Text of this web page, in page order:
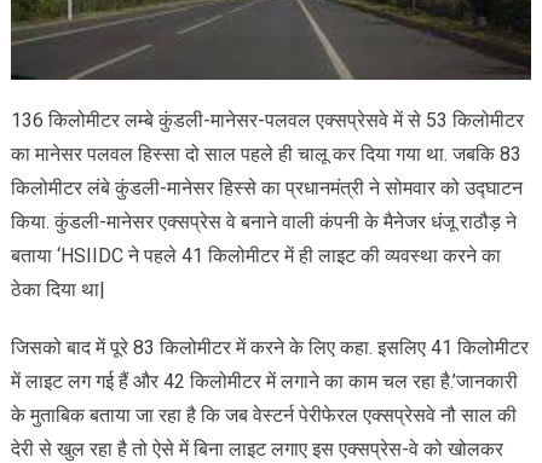
136 किलोमीटर लम्बे कुंडली-मानेसर-पलवल एक्सप्रेसवे में से 53 किलोमीटर
का मानेसर पलवल हिस्सा दो साल पहले ही चालू कर दिया गया था. जबकि 83
किलोमीटर लंबे कुंडली-मानेसर हिस्से का प्रधानमंत्री ने सोमवार को उद्घाटन
किया. कुंडली-मानेसर एक्सप्रेस वे बनाने वाली कंपनी के मैनेजर धंजू राठौड़ ने
बताया ‘HSIIDC ने पहले 41 किलोमीटर में ही लाइट की व्यवस्था करने का
ठेका दिया था|
जिसको बाद में पूरे 83 किलोमीटर में करने के लिए कहा. इसलिए 41 किलोमीटर
में लाइट लग गई हैं और 42 किलोमीटर में लगाने का काम चल रहा है.’जानकारी
के मुताबिक बताया जा रहा है कि जब वेस्टर्न पेरीफेरल एक्सप्रेसवे नौ साल की
देरी से खुल रहा है तो ऐसे में बिना लाइट लगाए इस एक्सप्रेस-वे को खोलकर